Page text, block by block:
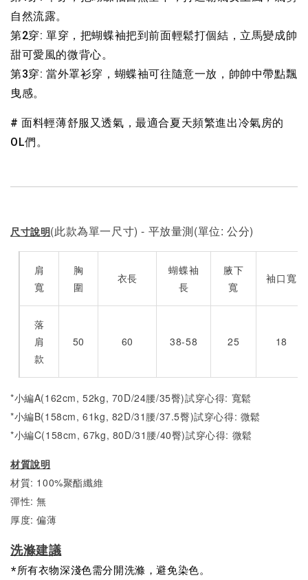
自然流露。
第2穿: 單穿，把蝴蝶袖把到前面輕鬆打個結，立馬變成帥
甜可愛風的微背心。
第3穿: 當外罩衫穿，蝴蝶袖可往隨意一放，帥帥中帶點飄
曳感。
# 面料輕薄舒服又透氣，最適合夏天頻繁進出冷氣房的
OL們。
尺寸說明(此款為單一尺寸) - 平放量測(單位: 公分)
肩
寬
胸
圍
衣長
蝴蝶袖
長
腋下
寬
袖口寬
落
肩
款
50 60 38-58 25 18
*小編A(162cm, 52kg, 70D/24腰/35臀)試穿心得: 寬鬆
*小編B(158cm, 61kg, 82D/31腰/37.5臀)試穿心得: 微鬆
*小編C(158cm, 67kg, 80D/31腰/40臀)試穿心得: 微鬆
材質說明
材質: 100%聚酯纖維
彈性: 無
厚度: 偏薄
洗滌建議
*所有衣物深淺色需分開洗滌，避免染色。